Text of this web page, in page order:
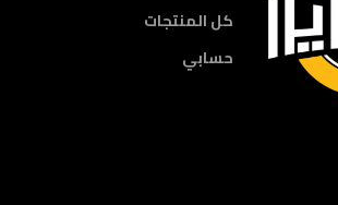
كل المنتجات
حسابي